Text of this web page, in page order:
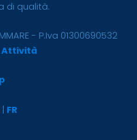
di qualità.
- P.Iva 01300690532
Attività
FR